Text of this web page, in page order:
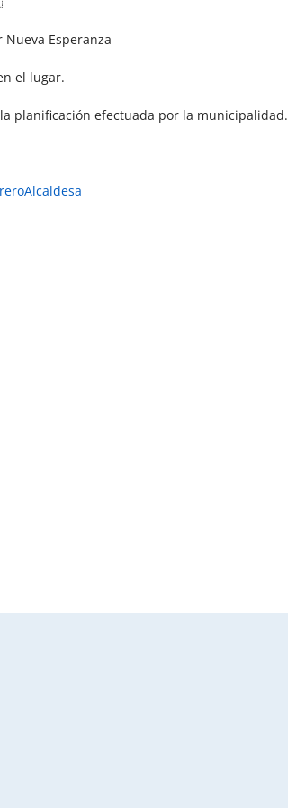
Esperanza
el lugar.
planificación efectuada por la municipalidad.